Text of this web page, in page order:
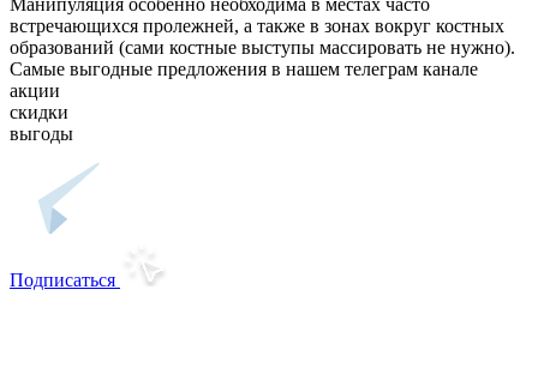
Манипуляция особенно необходима в местах часто
встречающихся пролежней, а также в зонах вокруг костных
образований (сами костные выступы массировать не нужно).
Самые выгодные предложения в нашем телеграм канале
акции
скидки
выгоды
Подписаться